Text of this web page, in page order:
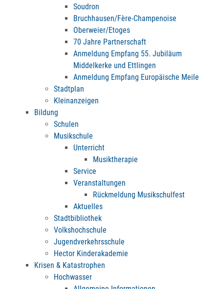
Soudron
Bruchhausen/Fère-Champenoise
Oberweier/Etoges
70 Jahre Partnerschaft
Anmeldung Empfang 55. Jubiläum
Middelkerke und Ettlingen
Anmeldung Empfang Europäische Meile
Stadtplan
Kleinanzeigen
Bildung
Schulen
Musikschule
Unterricht
Musiktherapie
Service
Veranstaltungen
Rückmeldung Musikschulfest
Aktuelles
Stadtbibliothek
Volkshochschule
Jugendverkehrsschule
Hector Kinderakademie
Krisen & Katastrophen
Hochwasser